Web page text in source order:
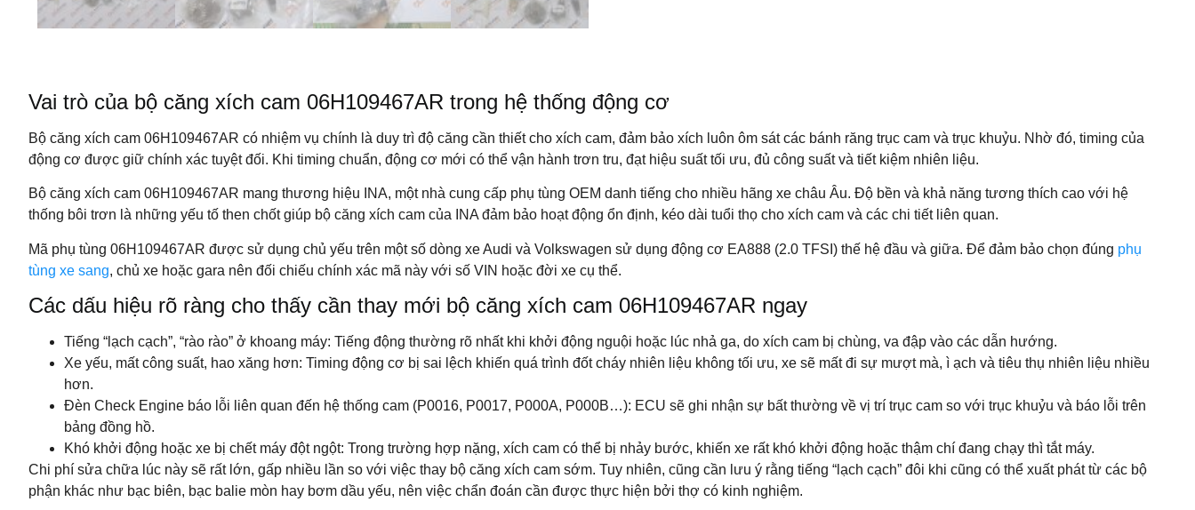
Vai trò của bộ căng xích cam 06H109467AR trong hệ thống động cơ
Bộ căng xích cam 06H109467AR có nhiệm vụ chính là duy trì độ căng cần thiết cho xích cam, đảm bảo xích luôn ôm sát các bánh răng trục cam và trục khuỷu. Nhờ đó, timing của
động cơ được giữ chính xác tuyệt đối. Khi timing chuẩn, động cơ mới có thể vận hành trơn tru, đạt hiệu suất tối ưu, đủ công suất và tiết kiệm nhiên liệu.
Bộ căng xích cam 06H109467AR mang thương hiệu INA, một nhà cung cấp phụ tùng OEM danh tiếng cho nhiều hãng xe châu Âu. Độ bền và khả năng tương thích cao với hệ
thống bôi trơn là những yếu tố then chốt giúp bộ căng xích cam của INA đảm bảo hoạt động ổn định, kéo dài tuổi thọ cho xích cam và các chi tiết liên quan.
Mã phụ tùng 06H109467AR được sử dụng chủ yếu trên một số dòng xe Audi và Volkswagen sử dụng động cơ EA888 (2.0 TFSI) thế hệ đầu và giữa. Để đảm bảo chọn đúng phụ
tùng xe sang, chủ xe hoặc gara nên đối chiếu chính xác mã này với số VIN hoặc đời xe cụ thể.
Các dấu hiệu rõ ràng cho thấy cần thay mới bộ căng xích cam 06H109467AR ngay
Tiếng “lạch cạch”, “rào rào” ở khoang máy: Tiếng động thường rõ nhất khi khởi động nguội hoặc lúc nhả ga, do xích cam bị chùng, va đập vào các dẫn hướng.
Xe yếu, mất công suất, hao xăng hơn: Timing động cơ bị sai lệch khiến quá trình đốt cháy nhiên liệu không tối ưu, xe sẽ mất đi sự mượt mà, ì ạch và tiêu thụ nhiên liệu nhiều
hơn.
Đèn Check Engine báo lỗi liên quan đến hệ thống cam (P0016, P0017, P000A, P000B…): ECU sẽ ghi nhận sự bất thường về vị trí trục cam so với trục khuỷu và báo lỗi trên
bảng đồng hồ.
Khó khởi động hoặc xe bị chết máy đột ngột: Trong trường hợp nặng, xích cam có thể bị nhảy bước, khiến xe rất khó khởi động hoặc thậm chí đang chạy thì tắt máy.
Chi phí sửa chữa lúc này sẽ rất lớn, gấp nhiều lần so với việc thay bộ căng xích cam sớm. Tuy nhiên, cũng cần lưu ý rằng tiếng “lạch cạch” đôi khi cũng có thể xuất phát từ các bộ
phận khác như bạc biên, bạc balie mòn hay bơm dầu yếu, nên việc chẩn đoán cần được thực hiện bởi thợ có kinh nghiệm.